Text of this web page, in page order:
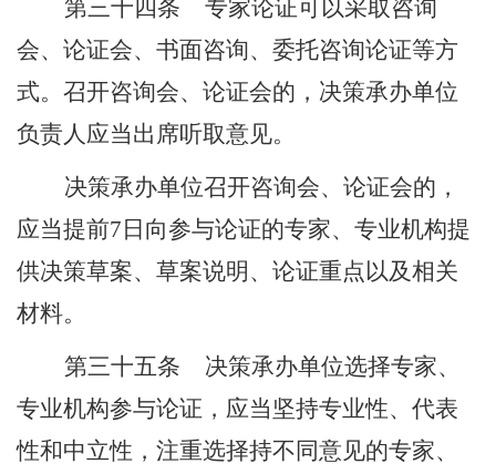
第三十四条
专家论证可以采取咨询
会、论证会、书面咨询、委托咨询论证等方
式。召开咨询会、论证会的，决策承办单位
负责人应当出席听取意见。
决策承办单位召开咨询会、论证会的，
应当提前7 日向参与论证的专家、专业机构提
供决策草案、草案说明、论证重点以及相关
材料。
第三十五条
决策承办单位选择专家、
专业机构参与论证，应当坚持专业性、代表
性和中立性，注重选择持不同意见的专家、